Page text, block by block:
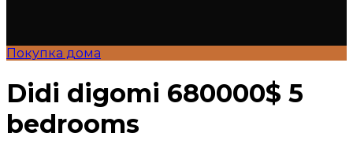
Покупка дома
Didi digomi 680000$ 5
bedrooms